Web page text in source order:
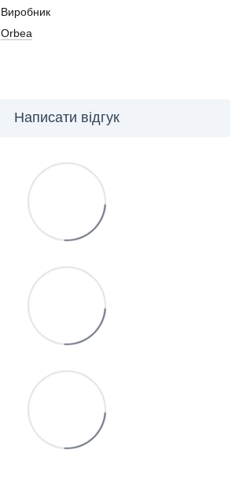
Виробник
Orbea
Написати відгук